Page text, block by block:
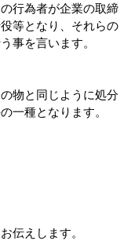
行為者が企業の取締
等となり、それらの
事を言います。
物と同じように処分
一種となります。
伝えします。